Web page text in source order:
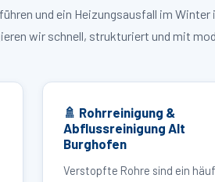
und ein Heizungsausfall im Winter
wir schnell, strukturiert und mit
🚿 Rohrreinigung &
Abflussreinigung Alt
Burghofen
Verstopfte Rohre sind ein